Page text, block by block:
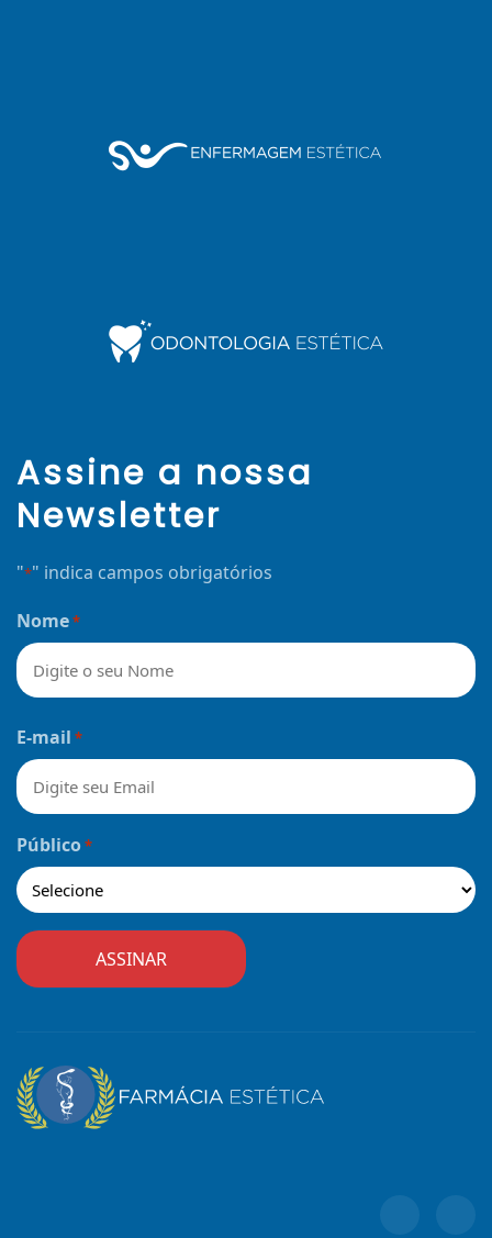
Assine a nossa
Newsletter
"*" indica campos obrigatórios
Nome*
E-mail *
Público*